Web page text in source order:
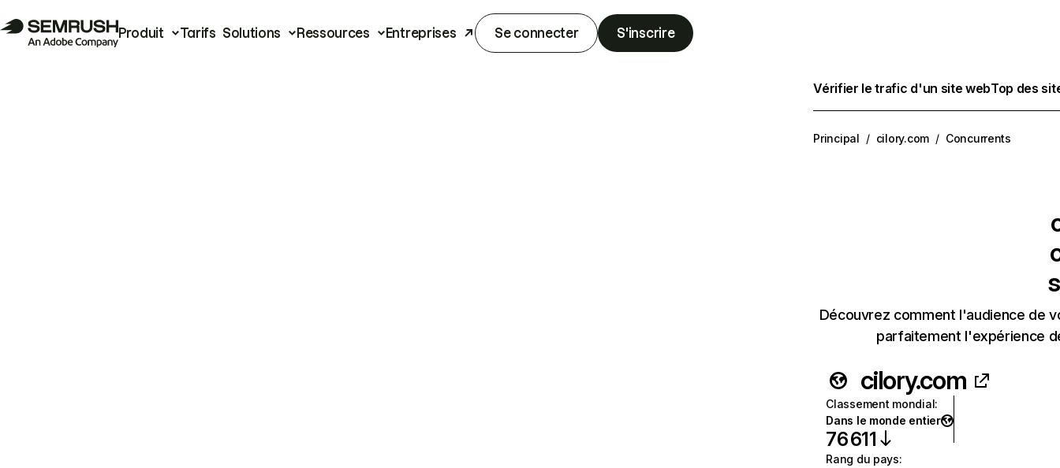
Produit Tarifs Solutions Ressources Entreprises Se connecter S'inscrire
Vérifier le trafic d'un site webTop des
Principal / cilory.com / Concurrents
Découvrez comment l'audience de
parfaitement l'expérience
cilory.com
Classement mondial:
Dans le monde entier
76 611
Rang du pays: